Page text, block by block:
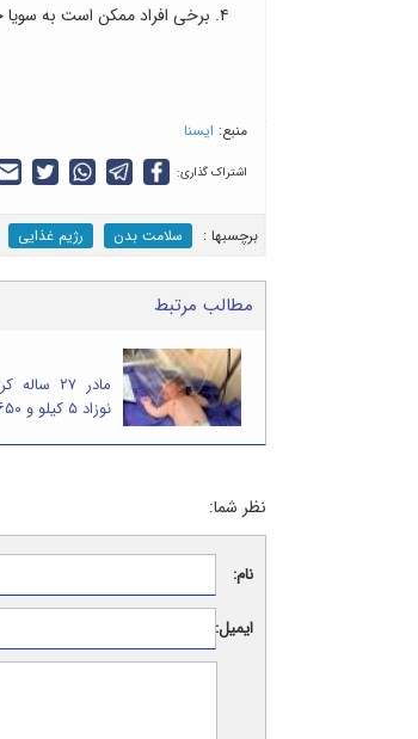
۴. برخی افراد ممکن است به سویا حساسیت داشته باشند و باید از مصرف آن خودداری کنند.
منبع: ایسنا
اشتراک گذاری:
برچسب‎ها : سلامت بدن رژیم غذایی
مطالب مرتبط
مادر ۲۷
نوزاد ۵ کیلو و ۶۵۰ گرمی به دنیا آورد
نظر شما:
نام:
ایمیل: